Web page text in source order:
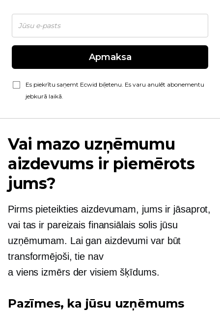
Apmaksa
Es piekrītu saņemt Ecwid biļetenu. Es varu anulēt abonementu
jebkurā laikā.
Vai mazo uzņēmumu
aizdevums ir piemērots
jums?
Pirms pieteikties aizdevumam, jums ir jāsaprot,
vai tas ir pareizais finansiālais solis jūsu
uzņēmumam. Lai gan aizdevumi var būt
transformējoši, tie nav
a viens izmērs der visiem šķīdums.
Pazīmes, ka jūsu uzņēmums